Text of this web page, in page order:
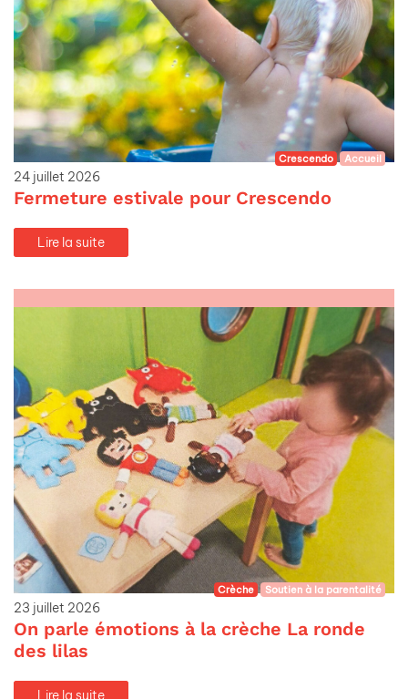
Crescendo Accueil
24 juillet 2026
Fermeture estivale pour Crescendo
Lire la suite
Crèche Soutien à la parentalité
23 juillet 2026
On parle émotions à la crèche La ronde
des lilas
Lire la suite